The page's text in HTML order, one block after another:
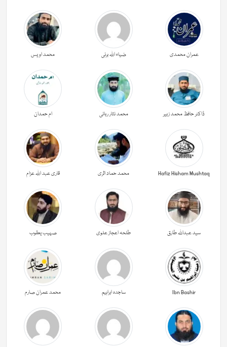
عمران محمدی ضیاء اللہ برنی محمد اویس
ڈاکٹر حافظ محمد زبیر محمد نثار ربانی ام حمدان
Hafiz Hisham Mushtaq محمد حماد اثری قاری عبد اللہ عزام
سید عبداللہ طارق طلحہ اعجاز علوی صہیب یعقوب
Ibn Bashir ساجدہ ابراہیم محمد عمران صارم